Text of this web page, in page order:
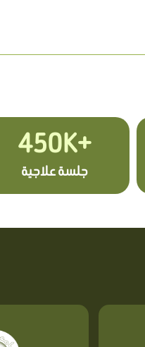
+450K
جلسة علاجية